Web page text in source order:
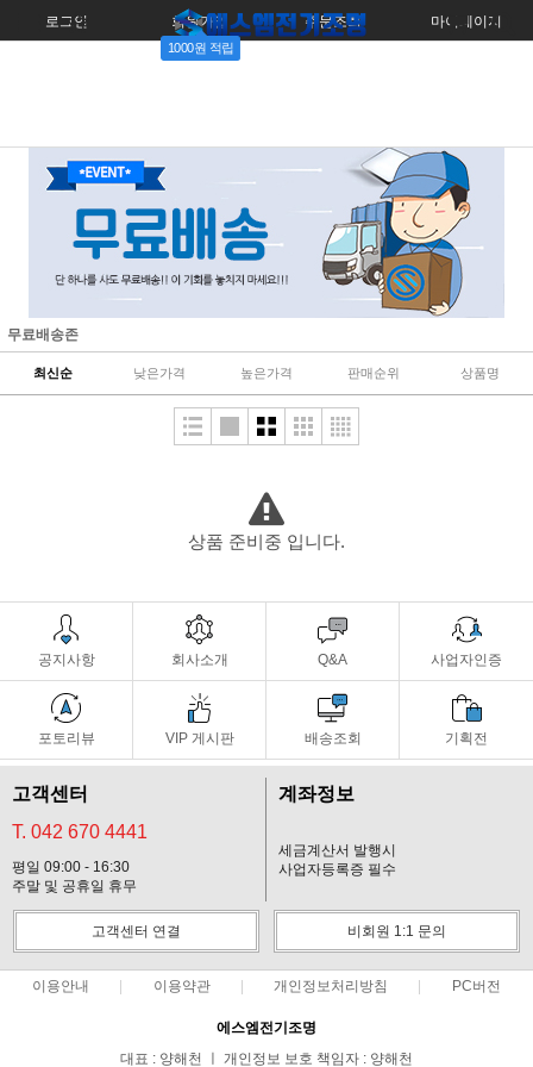
로그인 회원가입
1000원 적립
주문조회 마이페이지
무료배송존
최신순 낮은가격 높은가격 판매순위 상품명
상품 준비중 입니다.
공지사항 회사소개 Q&A 사업자인증
포토리뷰 VIP 게시판 배송조회 기획전
고객센터
T. 042 670 4441
평일 09:00 - 16:30
주말 및 공휴일 휴무
계좌정보
세금계산서 발행시
사업자등록증 필수
고객센터 연결 비회원 1:1 문의
이용안내 이용약관 개인정보처리방침 PC버전
에스엠전기조명
대표 : 양해천 ㅣ 개인정보 보호 책임자 : 양해천